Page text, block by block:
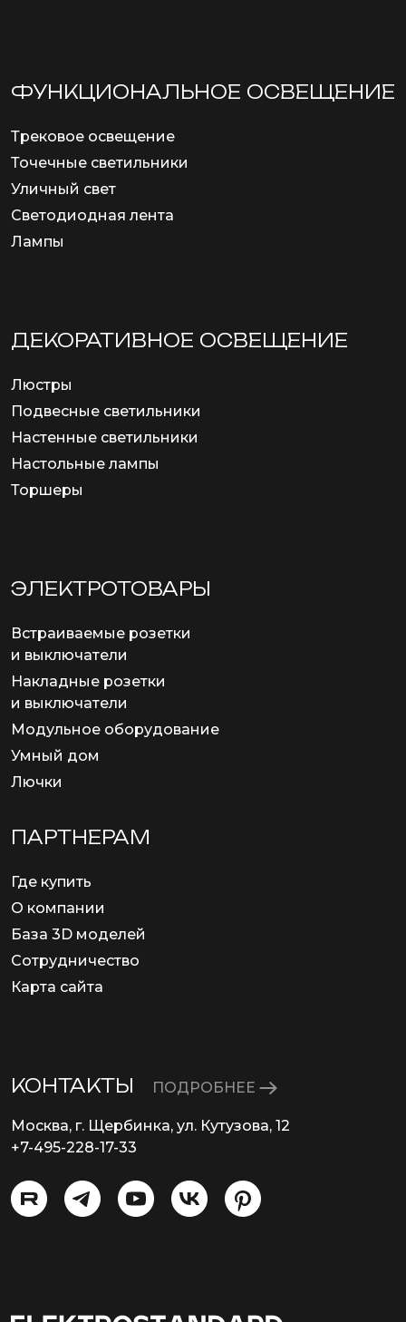
ФУНКЦИОНА­ЛЬНОЕ ОСВЕЩЕНИЕ
Трековое освещение
Точечные светильники
Уличный свет
Светодиодная лента
Лампы
ДЕКОРАТИВНОЕ ОСВЕЩЕНИЕ
Люстры
Подвесные светильники
Настенные светильники
Настольные лампы
Торшеры
ЭЛЕКТРОТОВАРЫ
Встраиваемые розетки
и выключатели
Накладные розетки
и выключатели
Модульное оборудование
Умный дом
Лючки
ПАРТНЕРАМ
Где купить
О компании
База 3D моделей
Сотрудничество
Карта сайта
КОНТАКТЫ ПОДРОБНЕЕ
Москва, г. Щербинка, ул. Кутузова, 12
+7-495-228-17-33